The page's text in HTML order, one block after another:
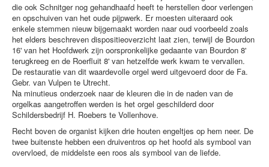
die ook Schnitger nog gehandhaafd heeft te herstellen door verlengen
en opschuiven van het oude pijpwerk. Er moesten uiteraard ook
enkele stemmen nieuw bijgemaakt worden naar oud voorbeeld zoals
het elders beschreven dispositieoverzicht laat zien, terwijl de Bourdon
16' van het Hoofdwerk zijn oorspronkelijke gedaante van Bourdon 8'
terugkreeg en de Roerfluit 8' van hetzelfde werk kwam te vervallen.
De restauratie van dit waardevolle orgel werd uitgevoerd door de Fa.
Gebr. van Vulpen te Utrecht.
Na minutieus onderzoek naar de kleuren die in de naden van de
orgelkas aangetroffen werden is het orgel geschilderd door
Schildersbedrijf H. Roebers te Vollenhove.
Recht boven de organist kijken drie houten engeltjes op hem neer. De
twee buitenste hebben een druiventros op het hoofd als symbool van
overvloed, de middelste een roos als symbool van de liefde.